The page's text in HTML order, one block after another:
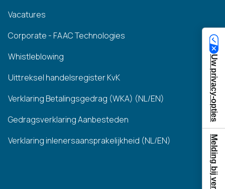
Vacatures
Corporate - FAAC Technologies
Whistleblowing
Uittreksel handelsregister KvK
Verklaring Betalingsgedrag (WKA) (NL/EN)
Gedragsverklaring Aanbesteden
Verklaring inlenersaansprakelijkheid (NL/EN)
Uw privacy-opties